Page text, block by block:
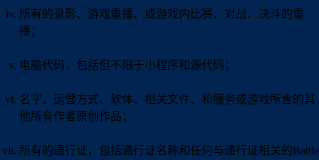
所有的录影、游戏重播、或游戏内比赛、对战、决斗的重
播；
电脑代码，包括但不限于小程序和源代码；
名字、运营方式、软体、相关文件、和服务或游戏所含的其
他所有作者原创作品；
所有的通行证，包括通行证名称和任何与通行证相关的Battle